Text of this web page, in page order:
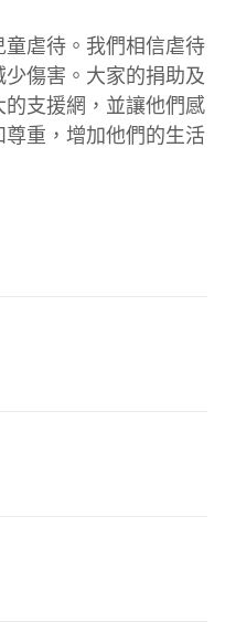
虐待。我們相信虐待
傷害。大家的捐助及
支援網，並讓他們感
重，增加他們的生活